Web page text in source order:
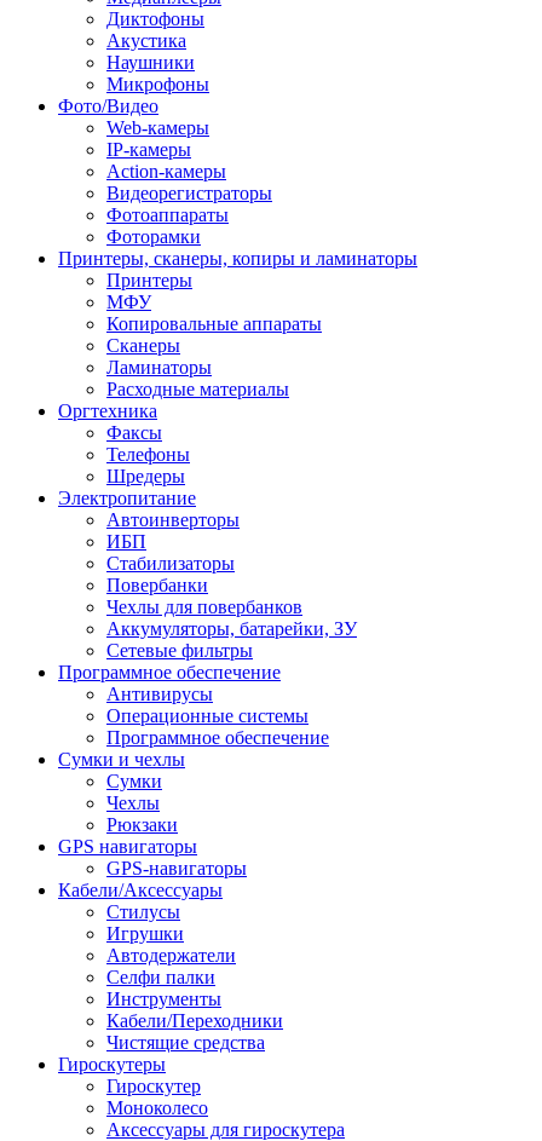
Диктофоны
Акустика
Наушники
Микрофоны
Фото/Видео
Web-камеры
IP-камеры
Action-камеры
Видеорегистраторы
Фотоаппараты
Фоторамки
Принтеры, сканеры, копиры и ламинаторы
Принтеры
МФУ
Копировальные аппараты
Сканеры
Ламинаторы
Расходные материалы
Оргтехника
Факсы
Телефоны
Шредеры
Электропитание
Автоинверторы
ИБП
Стабилизаторы
Повербанки
Чехлы для повербанков
Аккумуляторы, батарейки, ЗУ
Сетевые фильтры
Программное обеспечение
Антивирусы
Операционные системы
Программное обеспечение
Сумки и чехлы
Сумки
Чехлы
Рюкзаки
GPS навигаторы
GPS-навигаторы
Кабели/Аксессуары
Стилусы
Игрушки
Автодержатели
Селфи палки
Инструменты
Кабели/Переходники
Чистящие средства
Гироскутеры
Гироскутер
Моноколесо
Аксессуары для гироскутера